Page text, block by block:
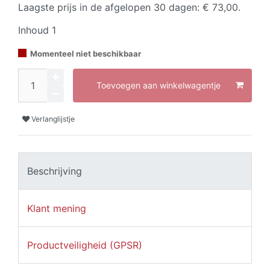
Laagste prijs in de afgelopen 30 dagen: € 73,00.
Inhoud 1
Momenteel niet beschikbaar
Toevoegen aan winkelwagentje
Verlanglijstje
Beschrijving
Klant mening
Productveiligheid (GPSR)